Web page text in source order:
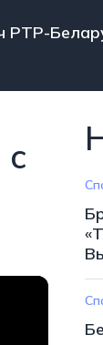
РТР-